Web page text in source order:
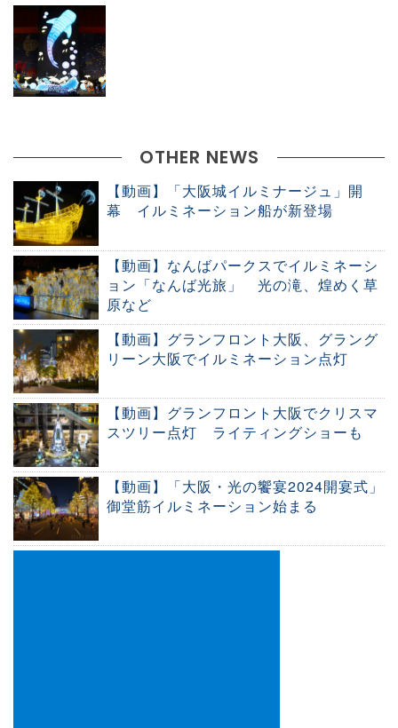
OTHER NEWS
【動画】「大阪城イルミナージュ」開
幕 イルミネーション船が新登場
【動画】なんばパークスでイルミネーシ
ョン「なんば光旅」 光の滝、煌めく草
原など
【動画】グランフロント大阪、グラング
リーン大阪でイルミネーション点灯
【動画】グランフロント大阪でクリスマ
スツリー点灯 ライティングショーも
【動画】「大阪・光の饗宴2024開宴式」
御堂筋イルミネーション始まる